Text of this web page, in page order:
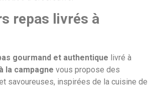
repas livrés à
gourmand et authentique livré à
la campagne vous propose des
savoureuses, inspirées de la cuisine de